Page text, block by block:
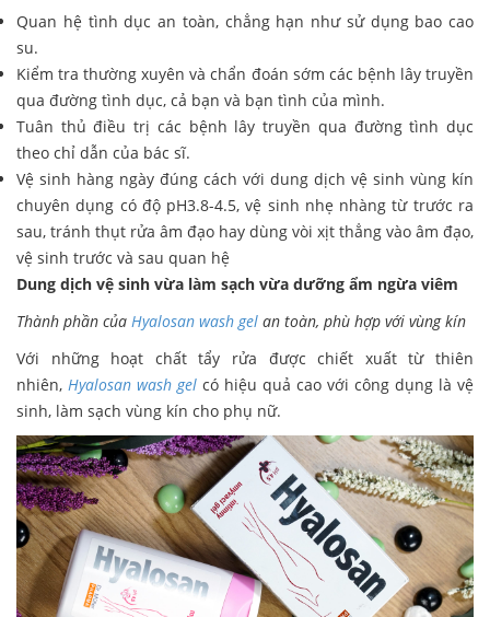
Quan hệ tình dục an toàn, chẳng hạn như sử dụng bao cao
su.
Kiểm tra thường xuyên và chẩn đoán sớm các bệnh lây truyền
qua đường tình dục, cả bạn và bạn tình của mình.
Tuân thủ điều trị các bệnh lây truyền qua đường tình dục
theo chỉ dẫn của bác sĩ.
Vệ sinh hàng ngày đúng cách với dung dịch vệ sinh vùng kín
chuyên dụng có độ pH3.8-4.5, vệ sinh nhẹ nhàng từ trước ra
sau, tránh thụt rửa âm đạo hay dùng vòi xịt thẳng vào âm đạo,
vệ sinh trước và sau quan hệ
Dung dịch vệ sinh vừa làm sạch vừa dưỡng ẩm ngừa viêm
Thành phần của Hyalosan wash gel an toàn, phù hợp với vùng kín
Với những hoạt chất tẩy rửa được chiết xuất từ thiên
nhiên, Hyalosan wash gel có hiệu quả cao với công dụng là vệ
sinh, làm sạch vùng kín cho phụ nữ.